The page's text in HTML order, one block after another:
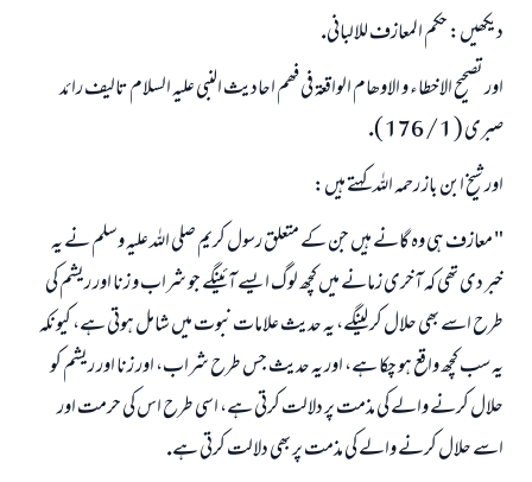
ديكھيں: حكم المعازف للالبانى.
اور تصحيح الاخطاء و الاوھام الواقعۃ فى فھم احاديث النبى عليہ السلام تاليف رائد
صبرى ( 1 / 176 ).
اور شيخ ابن باز رحمہ اللہ كہتے ہيں:
" معازف ہى وہ گانے ہيں جن كے متعلق رسول كريم صلى اللہ عليہ وسلم نے يہ
خبر دى تھى كہ آخرى زمانے ميں كچھ لوگ ايسے آئينگے جو شراب و زنا اور ريشم كى
طرح اسے بھى حلال كر لينگے، يہ حديث علامات نبوت ميں شامل ہوتى ہے، كيونكہ
يہ سب كچھ واقع ہو چكا ہے، اور يہ حديث جس طرح شراب، اور زنا اور ريشم كو
حلال كرنے والے كى مذمت پر دلالت كرتى ہے، اسى طرح اس كى حرمت اور
اسے حلال كرنے والے كى مذمت پر بھى دلالت كرتى ہے.